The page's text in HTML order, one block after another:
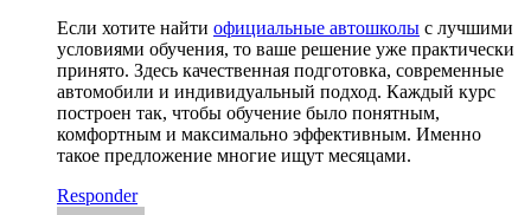
Если хотите найти официальные автошколы с лучшими
условиями обучения, то ваше решение уже практически
принято. Здесь качественная подготовка, современные
автомобили и индивидуальный подход. Каждый курс
построен так, чтобы обучение было понятным,
комфортным и максимально эффективным. Именно
такое предложение многие ищут месяцами.
Responder